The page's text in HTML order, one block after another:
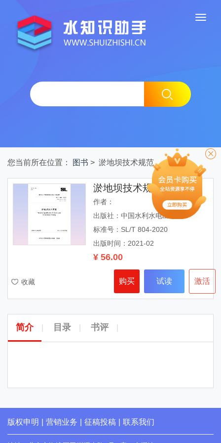
您当前所在位置： 图书 > 淤地坝技术规范
淤地坝技术规范
作者：
出版社：中国水利水电出版社
标准号：SL/T 804-2020
出版时间：2021-02
¥ 56.00
购买 试读 激活
收藏
简介 目录 书评
版权申明 营销业务 征稿投稿 联系我们